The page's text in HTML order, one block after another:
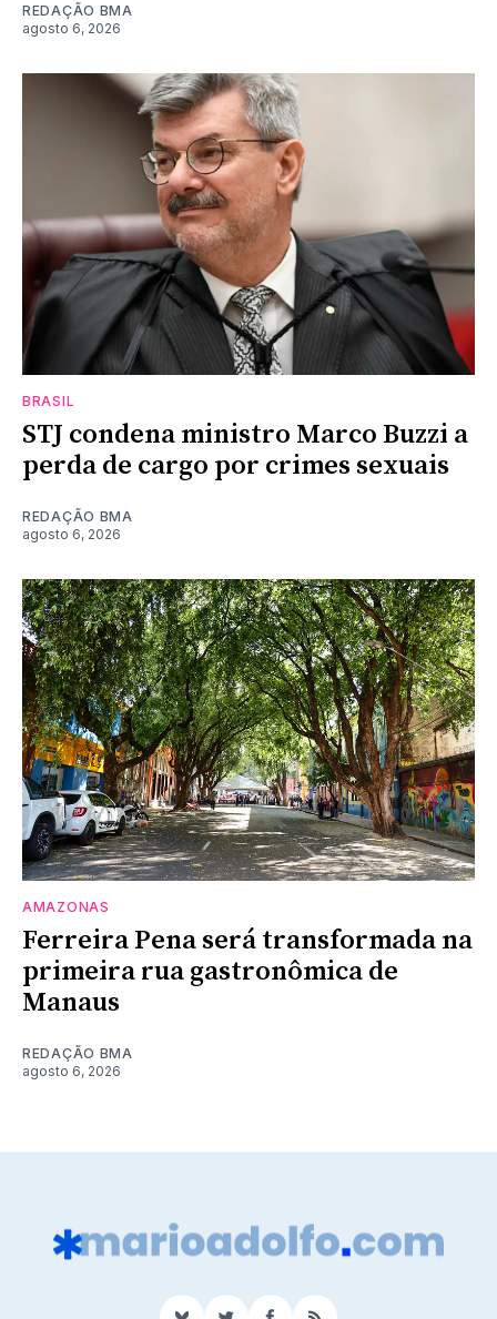
REDAÇÃO BMA
agosto 6, 2026
BRASIL
STJ condena ministro Marco Buzzi a
perda de cargo por crimes sexuais
REDAÇÃO BMA
agosto 6, 2026
AMAZONAS
Ferreira Pena será transformada na
primeira rua gastronômica de
Manaus
REDAÇÃO BMA
agosto 6, 2026